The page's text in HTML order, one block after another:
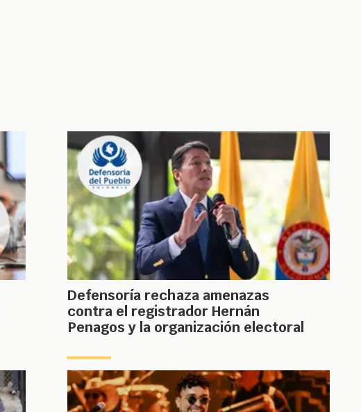
Defensoría rechaza amenazas
contra el registrador Hernán
Penagos y la organización electoral